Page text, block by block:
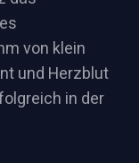
von klein
und Herzblut
in der